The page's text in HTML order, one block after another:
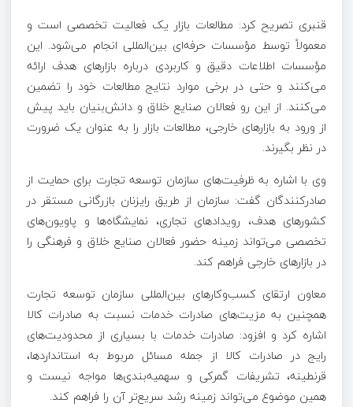
قنبری تصریح کرد: مطالعات بازار یک فعالیت تخصصی است و
معمولاً توسط مؤسسات حرفه‌ای بین‌المللی انجام می‌شود. این
مؤسسات اطلاعات دقیق و کاربردی درباره بازارهای هدف ارائه
می‌کنند و حتی در برخی موارد نتایج مطالعات خود را تضمین
می‌کنند. از این رو فعالان صنایع خلاق و دانش‌بنیان باید پیش
از ورود به بازارهای خارجی، مطالعات بازار را به عنوان یک ضرورت
در نظر بگیرند.
وی با اشاره به ظرفیت‌های سازمان توسعه تجارت برای حمایت از
صادرکنندگان گفت: سازمان از طریق رایزنان بازرگانی مستقر در
کشورهای هدف، رویدادهای تجاری، نمایشگاه‌ها و پاویون‌های
تخصصی می‌تواند زمینه حضور فعالان صنایع خلاق و فرهنگی را
در بازارهای خارجی فراهم کند.
معاون ارتقای کسب‌وکارهای بین‌المللی سازمان توسعه تجارت
همچنین به مزیت‌های صادرات خدمات نسبت به صادرات کالا
اشاره کرد و افزود: صادرات خدمات با بسیاری از محدودیت‌های
رایج در صادرات کالا از جمله مسائل مربوط به استانداردها،
قرنطینه، تشریفات گمرکی و سهمیه‌بندی‌ها مواجه نیست و
همین موضوع می‌تواند زمینه رشد سریع‌تر آن را فراهم کند.